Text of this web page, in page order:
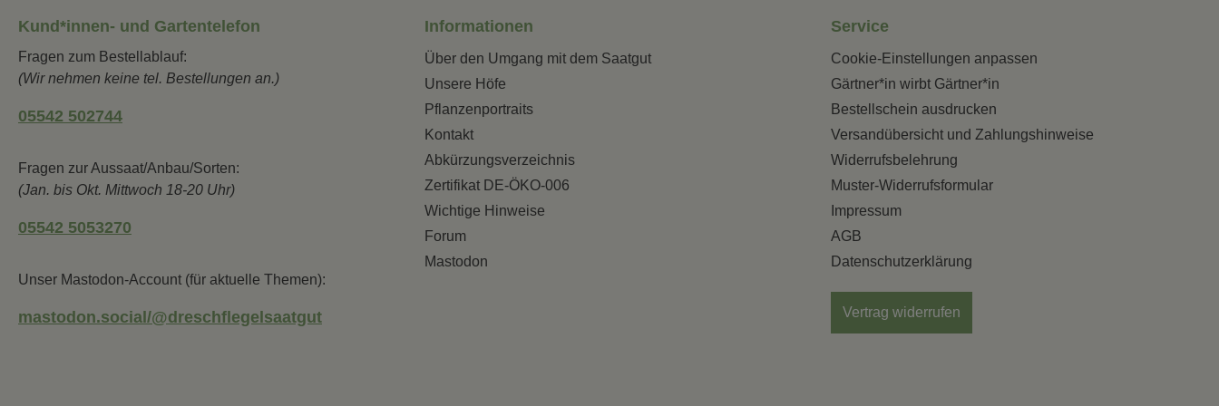
Kund*innen- und Gartentelefon
Fragen zum Bestellablauf:
(Wir nehmen keine tel. Bestellungen an.)
05542 502744
Fragen zur Aussaat/Anbau/Sorten:
(Jan. bis Okt. Mittwoch 18-20 Uhr)
05542 5053270
Unser Mastodon-Account (für aktuelle Themen):
mastodon.social/@dreschflegelsaatgut
Informationen
Über den Umgang mit dem Saatgut
Unsere Höfe
Pflanzenportraits
Kontakt
Abkürzungsverzeichnis
Zertifikat DE-ÖKO-006
Wichtige Hinweise
Forum
Mastodon
Service
Cookie-Einstellungen anpassen
Gärtner*in wirbt Gärtner*in
Bestellschein ausdrucken
Versandübersicht und Zahlungshinweise
Widerrufsbelehrung
Muster-Widerrufsformular
Impressum
AGB
Datenschutzerklärung
Vertrag widerrufen